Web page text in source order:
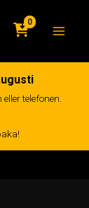
0
telefonen.